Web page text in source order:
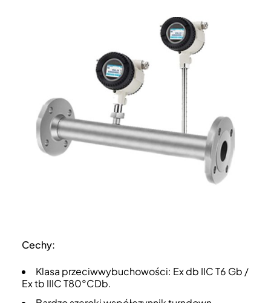
Cechy:
Klasa przeciwwybuchowości: Ex db IIC T6 Gb /
Ex tb IIIC T80°CDb.